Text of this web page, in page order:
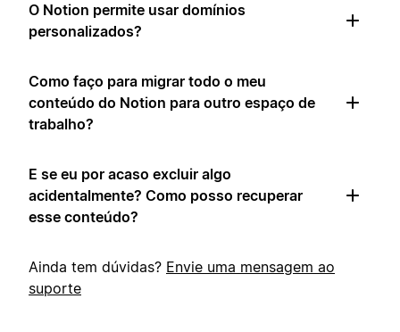
O Notion permite usar domínios
personalizados?
Como faço para migrar todo o meu
conteúdo do Notion para outro espaço de
trabalho?
E se eu por acaso excluir algo
acidentalmente? Como posso recuperar
esse conteúdo?
Ainda tem dúvidas? Envie uma mensagem ao
suporte